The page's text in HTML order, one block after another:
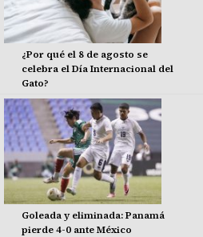
¿Por qué el 8 de agosto se
celebra el Día Internacional del
Gato?
Goleada y eliminada: Panamá
pierde 4-0 ante México